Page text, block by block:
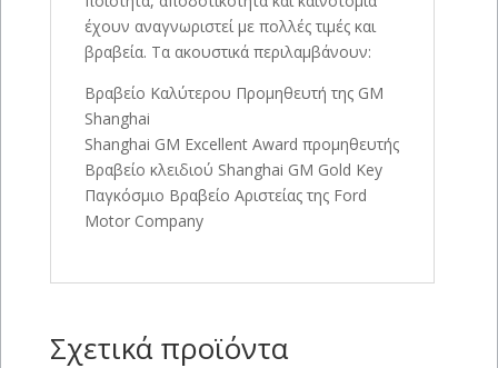
έχουν αναγνωριστεί με πολλές τιμές και
βραβεία. Τα ακουστικά περιλαμβάνουν:
Βραβείο Καλύτερου Προμηθευτή της GM
Shanghai
Shanghai GM Excellent Award προμηθευτής
Βραβείο κλειδιού Shanghai GM Gold Key
Παγκόσμιο Βραβείο Αριστείας της Ford
Motor Company
Σχετικά προϊόντα